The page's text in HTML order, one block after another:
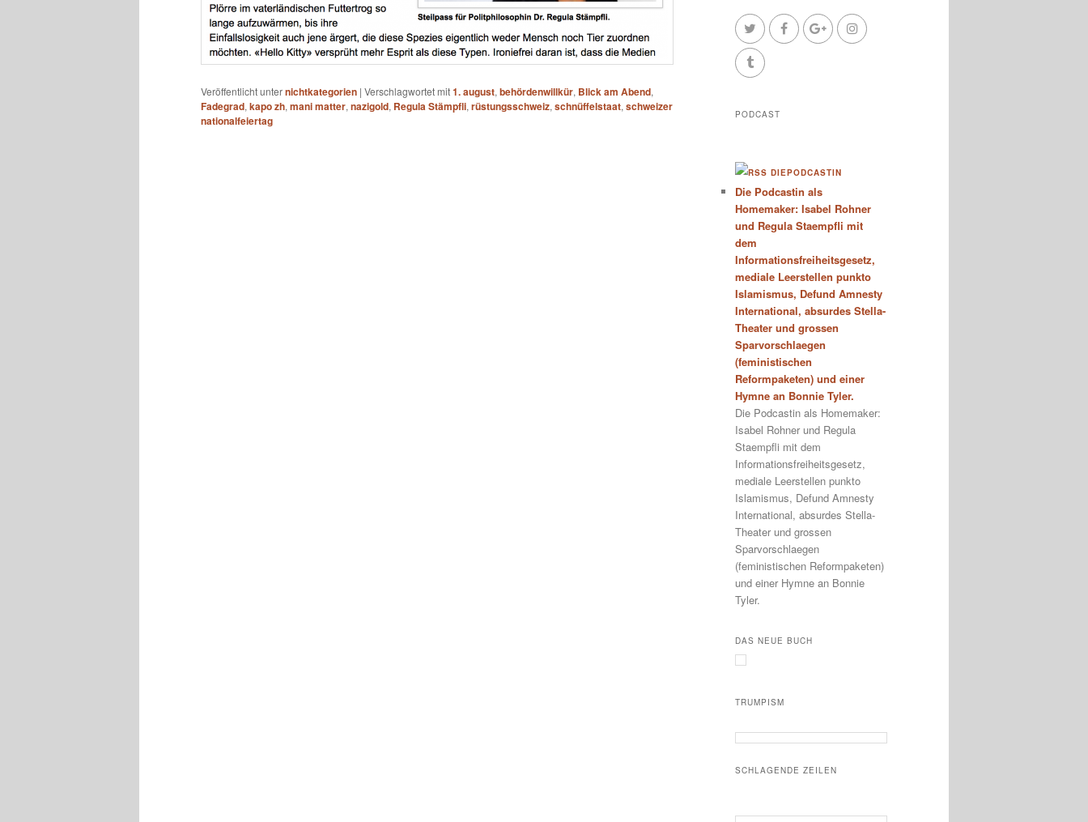
Veröffentlicht unternichtkategorien | Verschlagwortet mit1. august, behördenwillkür, Blick am Abend,
Fadegrad, kapo zh, mani matter, nazigold, Regula Stämpfli, rüstungsschweiz, schnüffelstaat, schweizer
nationalfeiertag
PODCAST
DIEPODCASTIN
Die Podcastin als
Homemaker: Isabel Rohner
und Regula Staempfli mit
dem
Informationsfreiheitsgesetz,
mediale Leerstellen punkto
Islamismus, Defund Amnesty
International, absurdes Stella-
Theater und grossen
Sparvorschlaegen
(feministischen
Reformpaketen) und einer
Hymne an Bonnie Tyler.
Die Podcastin als Homemaker:
Isabel Rohner und Regula
Staempfli mit dem
Informationsfreiheitsgesetz,
mediale Leerstellen punkto
Islamismus, Defund Amnesty
International, absurdes Stella-
Theater und grossen
Sparvorschlaegen
(feministischen Reformpaketen)
und einer Hymne an Bonnie
Tyler.
DAS NEUE BUCH
TRUMPISM
SCHLAGENDE ZEILEN